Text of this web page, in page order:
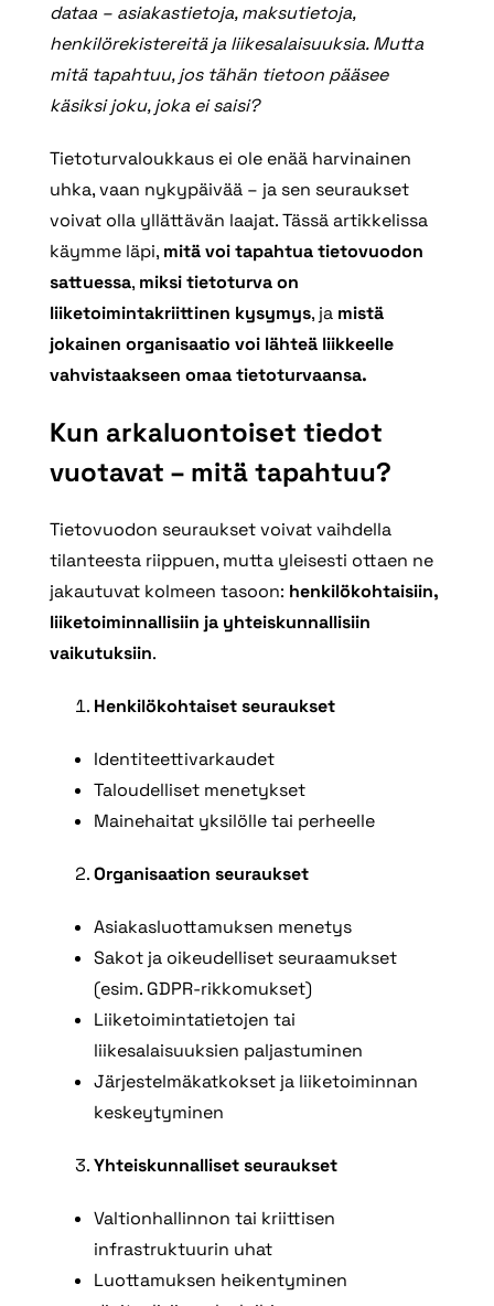
dataa – asiakastietoja, maksutietoja,
henkilörekistereitä ja liikesalaisuuksia. Mutta
mitä tapahtuu, jos tähän tietoon pääsee
käsiksi joku, joka ei saisi?
Tietoturvaloukkaus ei ole enää harvinainen
uhka, vaan nykypäivää – ja sen seuraukset
voivat olla yllättävän laajat. Tässä artikkelissa
käymme läpi, mitä voi tapahtua tietovuodon
sattuessa, miksi tietoturva on
liiketoimintakriittinen kysymys, ja mistä
jokainen organisaatio voi lähteä liikkeelle
vahvistaakseen omaa tietoturvaansa.
Kun arkaluontoiset tiedot
vuotavat – mitä tapahtuu?
Tietovuodon seuraukset voivat vaihdella
tilanteesta riippuen, mutta yleisesti ottaen ne
jakautuvat kolmeen tasoon: henkilökohtaisiin,
liiketoiminnallisiin ja yhteiskunnallisiin
vaikutuksiin.
Henkilökohtaiset seuraukset
Identiteettivarkaudet
Taloudelliset menetykset
Mainehaitat yksilölle tai perheelle
Organisaation seuraukset
Asiakasluottamuksen menetys
Sakot ja oikeudelliset seuraamukset
(esim. GDPR-rikkomukset)
Liiketoimintatietojen tai
liikesalaisuuksien paljastuminen
Järjestelmäkatkokset ja liiketoiminnan
keskeytyminen
Yhteiskunnalliset seuraukset
Valtionhallinnon tai kriittisen
infrastruktuurin uhat
Luottamuksen heikentyminen